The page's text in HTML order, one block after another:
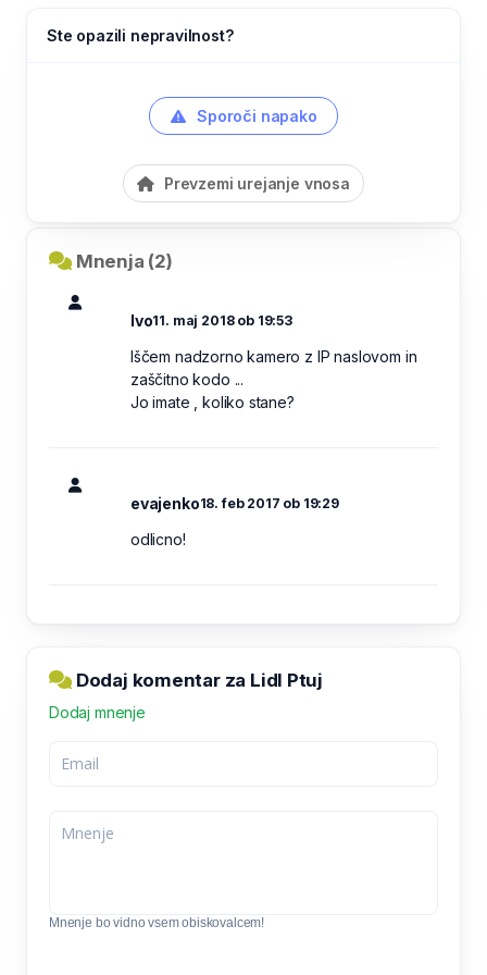
Ste opazili nepravilnost?
Sporoči napako
Prevzemi urejanje vnosa
Mnenja (2)
Ivo11. maj 2018 ob 19:53
Iščem nadzorno kamero z IP naslovom in
zaščitno kodo ...
Jo imate , koliko stane?
evajenko18. feb 2017 ob 19:29
odlicno!
Dodaj komentar za Lidl Ptuj
Dodaj mnenje
Mnenje bo vidno vsem obiskovalcem!